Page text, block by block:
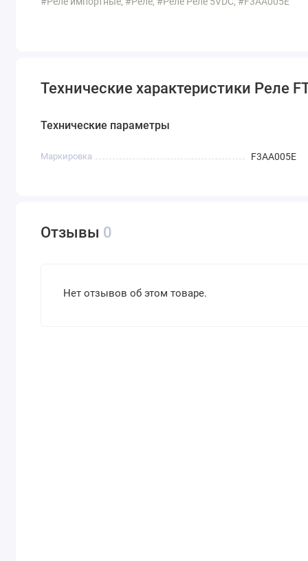
Технические характеристики Реле
Технические параметры
Маркировка F3AA005E
Отзывы 0
Нет отзывов об этом товаре.